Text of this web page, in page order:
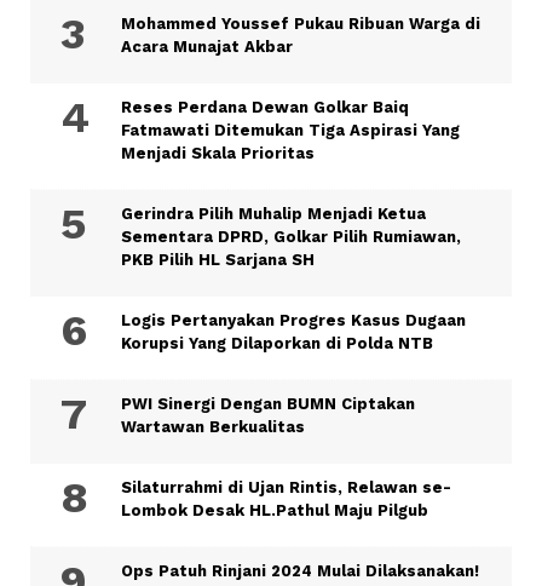
Mohammed Youssef Pukau Ribuan Warga di
Acara Munajat Akbar
Reses Perdana Dewan Golkar Baiq
Fatmawati Ditemukan Tiga Aspirasi Yang
Menjadi Skala Prioritas
Gerindra Pilih Muhalip Menjadi Ketua
Sementara DPRD, Golkar Pilih Rumiawan,
PKB Pilih HL Sarjana SH
Logis Pertanyakan Progres Kasus Dugaan
Korupsi Yang Dilaporkan di Polda NTB
PWI Sinergi Dengan BUMN Ciptakan
Wartawan Berkualitas
Silaturrahmi di Ujan Rintis, Relawan se-
Lombok Desak HL.Pathul Maju Pilgub
Ops Patuh Rinjani 2024 Mulai Dilaksanakan!